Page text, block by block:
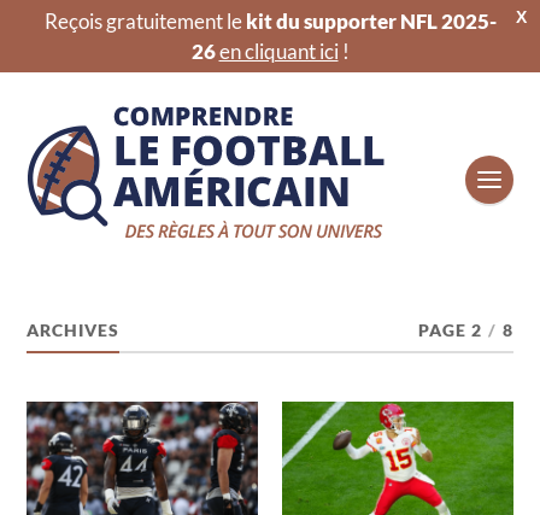
X
Reçois gratuitement lekit du supporter NFL 2025-
26en cliquant ici!
le
football
américain,
le
ARCHIVES PAGE 2 / 8